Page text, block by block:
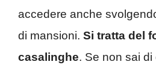
accedere anche
di mansioni. Si tratta del
casalinghe. Se non sai